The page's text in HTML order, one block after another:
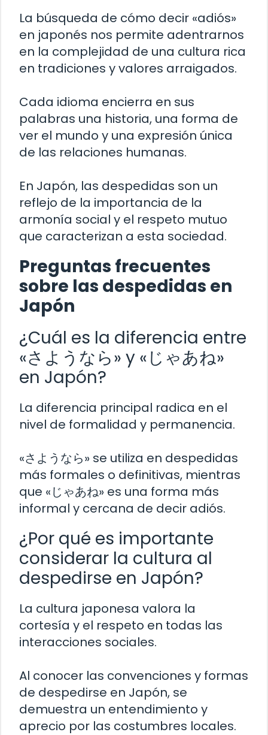
La búsqueda de cómo decir «adiós»
en japonés nos permite adentrarnos
en la complejidad de una cultura rica
en tradiciones y valores arraigados.
Cada idioma encierra en sus
palabras una historia, una forma de
ver el mundo y una expresión única
de las relaciones humanas.
En Japón, las despedidas son un
reflejo de la importancia de la
armonía social y el respeto mutuo
que caracterizan a esta sociedad.
Preguntas frecuentes
sobre las despedidas en
Japón
¿Cuál es la diferencia entre
«さようなら» y «じゃあね»
en Japón?
La diferencia principal radica en el
nivel de formalidad y permanencia.
«さようなら» se utiliza en despedidas
más formales o definitivas, mientras
que «じゃあね» es una forma más
informal y cercana de decir adiós.
¿Por qué es importante
considerar la cultura al
despedirse en Japón?
La cultura japonesa valora la
cortesía y el respeto en todas las
interacciones sociales.
Al conocer las convenciones y formas
de despedirse en Japón, se
demuestra un entendimiento y
aprecio por las costumbres locales.